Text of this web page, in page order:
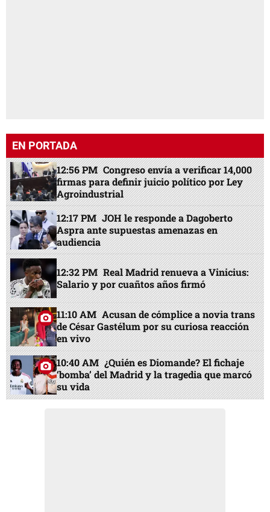
EN PORTADA
12:56 PM Congreso envía a verificar 14,000
firmas para definir juicio político por Ley
Agroindustrial
12:17 PM JOH le responde a Dagoberto
Aspra ante supuestas amenazas en
audiencia
12:32 PM Real Madrid renueva a Vinicius:
Salario y por cuañtos años firmó
11:10 AM Acusan de cómplice a novia trans
de César Gastélum por su curiosa reacción
en vivo
10:40 AM ¿Quién es Diomande? El fichaje
‘bomba’ del Madrid y la tragedia que marcó
su vida